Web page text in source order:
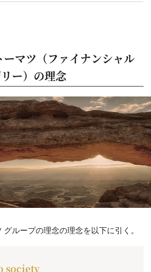
ーマツ（ファイナンシャル
ー）の理念
グループの理念の理念を以下に引く。
society